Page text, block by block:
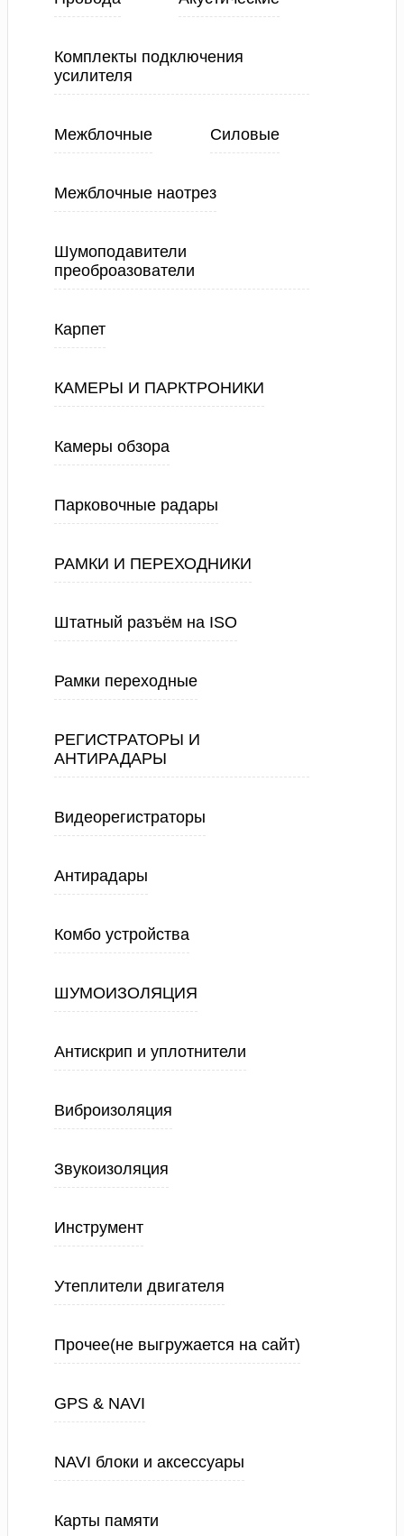
Комплекты подключения
усилителя
Межблочные Силовые
Межблочные наотрез
Шумоподавители
преоброазователи
Карпет
КАМЕРЫ И ПАРКТРОНИКИ
Камеры обзора
Парковочные радары
РАМКИ И ПЕРЕХОДНИКИ
Штатный разъём на ISO
Рамки переходные
РЕГИСТРАТОРЫ И
АНТИРАДАРЫ
Видеорегистраторы
Антирадары
Комбо устройства
ШУМОИЗОЛЯЦИЯ
Антискрип и уплотнители
Виброизоляция
Звукоизоляция
Инструмент
Утеплители двигателя
Прочее(не выгружается на сайт)
GPS & NAVI
NAVI блоки и аксессуары
Карты памяти